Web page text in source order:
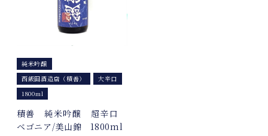
純米吟醸
西飯田酒造店（積善）
大辛口
1800ml
積善 純米吟醸 超辛口
ベゴニア/美山錦 1800ml